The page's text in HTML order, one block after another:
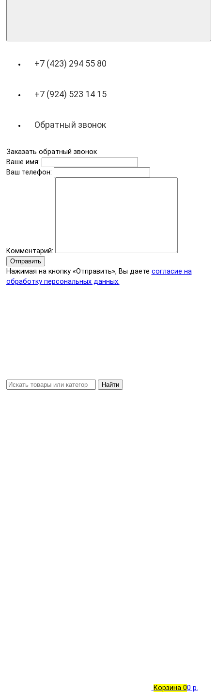
+7 (423) 294 55 80
+7 (924) 523 14 15
Обратный звонок
Заказать обратный звонок
Ваше имя:
Ваш телефон:
Комментарий:
Отправить
Нажимая на кнопку «Отправить», Вы даете согласие на
обработку персональных данных.
Найти
Корзина 00 р.